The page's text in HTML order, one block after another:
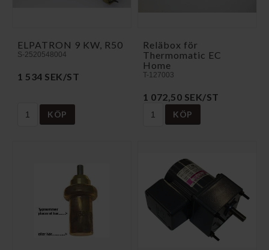
ELPATRON 9 KW, R50
S-2520548004
1 534 SEK/ST
KÖP
Reläbox för
Thermomatic EC
Home
T-127003
1 072,50 SEK/ST
KÖP